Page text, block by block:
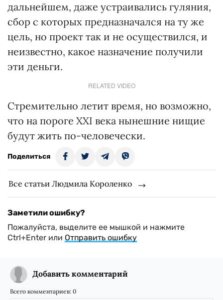
дальнейшем, даже устраивались гуляния,
сбор с которых предназначался на ту же
цель, но проект так и не осуществился, и
неизвестно, какое назначение получили
эти деньги.
RELATED VIDEO
Стремительно летит время, но возможно,
что на пороге ХХI века нынешние нищие
будут жить по-человечески.
Поделиться
Все статьи Людмила Короленко
Заметили ошибку?
Пожалуйста, выделите ее мышкой и нажмите
Ctrl+Enter или Отправить ошибку
Добавить комментарий
Всего комментариев: 0